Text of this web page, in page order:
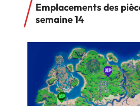
Emplacements des
semaine 14